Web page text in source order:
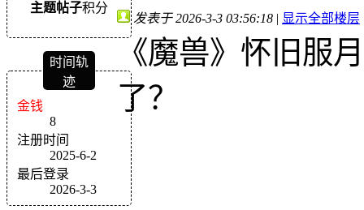
主题帖子积分
时间轨
迹
金钱
8
注册时间
2025-6-2
最后登录
2026-3-3
发表于 2026-3-3 03:56:18 | 显示全部楼层
《魔兽》怀旧服
了？